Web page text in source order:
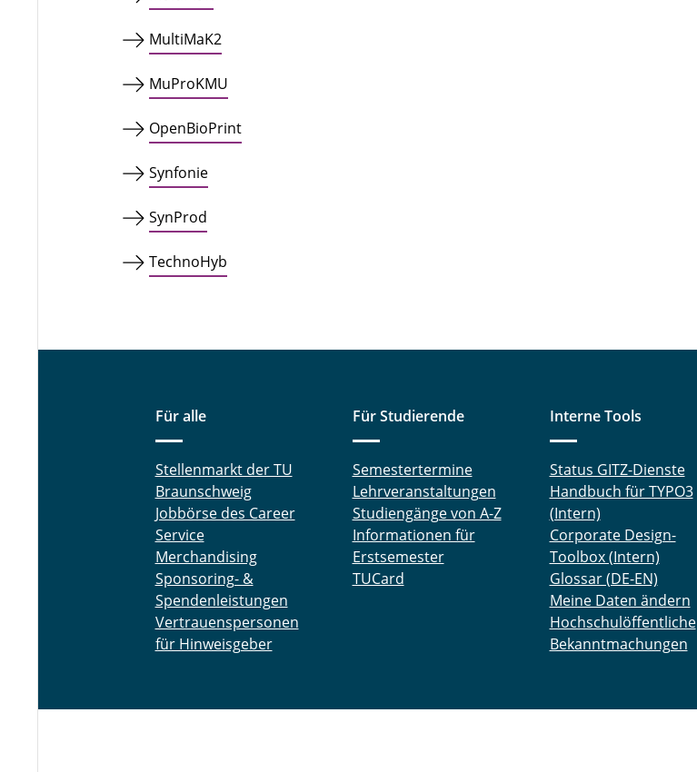
MultiMaK2
MuProKMU
OpenBioPrint
Synfonie
SynProd
TechnoHyb
Für alle
Stellenmarkt der TU
Braunschweig
Jobbörse des Career
Service
Merchandising
Sponsoring- &
Spendenleistungen
Vertrauenspersonen
für Hinweisgeber
Für Studierende
Semestertermine
Lehrveranstaltungen
Studiengänge von A-Z
Informationen für
Erstsemester
TUCard
Interne Tools
Status GITZ-Dienste
Handbuch für TYPO3
(Intern)
Corporate Design-
Toolbox (Intern)
Glossar (DE-EN)
Meine Daten ändern
Hochschulöffentliche
Bekanntmachungen